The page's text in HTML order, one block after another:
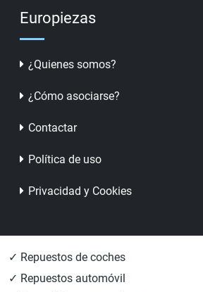
Europiezas
¿Quienes somos?
¿Cómo asociarse?
Contactar
Política de uso
Privacidad y Cookies
✓ Repuestos de coches
✓ Repuestos automóvil